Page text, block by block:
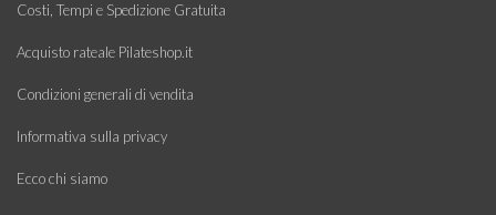
Costi, Tempi e Spedizione Gratuita
Acquisto rateale Pilateshop.it
Condizioni generali di vendita
Informativa sulla privacy
Ecco chi siamo